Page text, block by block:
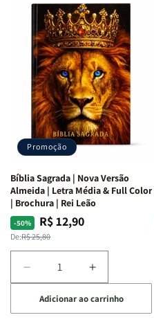
com
Mulheres
da
Bíblia
Isabelle
S.
Alves
com
as
Mulheres
da
Bíblia
|
Isabelle
S.
Alves
Promoção
Bíblia Sagrada | Nova Versão
Almeida | Letra Média & Full Color
| Brochura | Rei Leão
-50%
Preço
normal
De:R$ 25,80
Preço
promocional
R$ 12,90
Diminuir
a
quantidade
de
Aumentar
a
quantidade
de
Adicionar ao carrinho